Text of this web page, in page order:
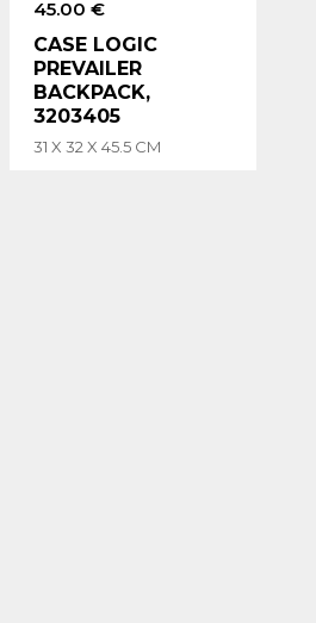
45.00 €
CASE LOGIC
PREVAILER
BACKPACK,
3203405
31 X 32 X 45.5 CM